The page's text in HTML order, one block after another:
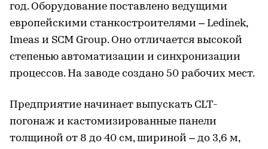
год. Оборудование поставлено ведущими
европейскими станкостроителями – Ledinek,
Imeas и SCM Group. Оно отличается высокой
степенью автоматизации и синхронизации
процессов. На заводе создано 50 рабочих мест.
Предприятие начинает выпускать CLT-
погонаж и кастомизированные панели
толщиной от 8 до 40 см, шириной – до 3,6 м,